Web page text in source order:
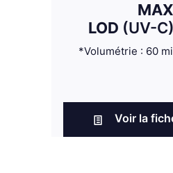
MAX
LOD (UV-C)
*Volumétrie : 60
Voir la